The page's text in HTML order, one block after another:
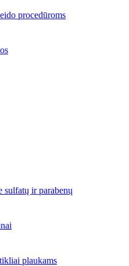
procedūroms
sulfatų ir parabenų
plaukams